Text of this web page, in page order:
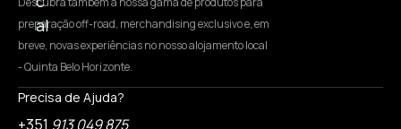
al
preparação off-road, merchandising exclusivo e, em
breve, novas experiências no nosso alojamento local
- Quinta Belo Horizonte.
Precisa de Ajuda?
+351 913 049 875